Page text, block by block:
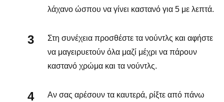
λάχανο ώσπου να γίνει καστανό για 5 με λεπτά.
Στη συνέχεια προσθέστε τα νούντλς και αφήστε
να μαγειρυετούν όλα μαζί μέχρι να πάρουν
καστανό χρώμα και τα νούντλς.
Αν σας αρέσουν τα καυτερά, ρίξτε από πάνω